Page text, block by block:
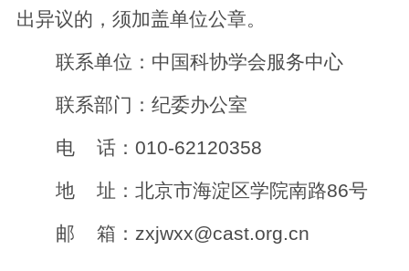
出异议的，须加盖单位公章。
联系单位：中国科协学会服务中心
联系部门：纪委办公室
电 话：010-62120358
地 址：北京市海淀区学院南路86号
邮 箱：zxjwxx@cast.org.cn